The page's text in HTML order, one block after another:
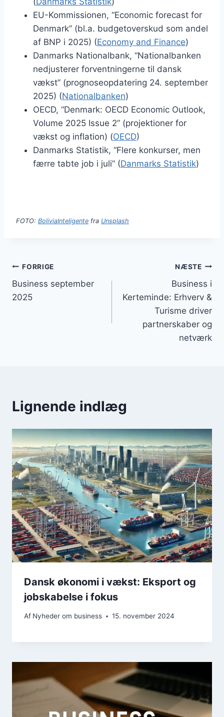
EU-Kommissionen, “Economic forecast for
Denmark” (bl.a. budgetoverskud som andel
af BNP i 2025) (Economy and Finance)
Danmarks Nationalbank, “Nationalbanken
nedjusterer forventningerne til dansk
vækst” (prognoseopdatering 24. september
2025) (Nationalbanken)
OECD, “Denmark: OECD Economic Outlook,
Volume 2025 Issue 2” (projektioner for
vækst og inflation) (OECD)
Danmarks Statistik, “Flere konkurser, men
færre tabte job i juli” (Danmarks Statistik)
FOTO: BoliviaInteligente fra Unsplash
Indlægsnavigation
FORRIGE
Business september
2025
NÆSTE
Business i
Kerteminde: Erhverv &
Turisme driver
partnerskaber og
netværk
Lignende indlæg
Dansk økonomi i vækst: Eksport og
jobskabelse i fokus
Af Nyheder om business 15. november 2024